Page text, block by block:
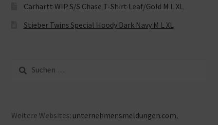
Carhartt WIP S/S Chase T-Shirt Leaf/Gold M L XL
Stieber Twins Special Hoody Dark Navy M L XL
Suche
nach:
Weitere Websites: unternehmensmeldungen.com,